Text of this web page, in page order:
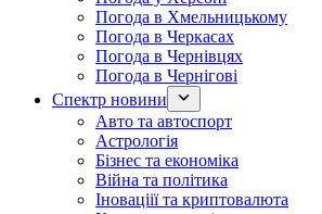
Погода в Хмельницькому
Погода в Черкасах
Погода в Чернівцях
Погода в Чернігові
Спектр новини
Авто та автоспорт
Астрологія
Бізнес та економіка
Війна та політика
Іноваціії та криптовалюта